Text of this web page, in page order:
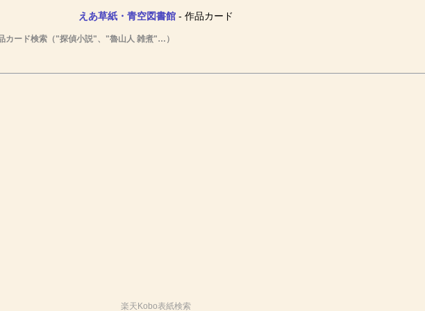
えあ草紙・青空図書館- 作品カード
カード検索（"探偵小説"、"魯山人 雑煮"…）
楽天Kobo表紙検索